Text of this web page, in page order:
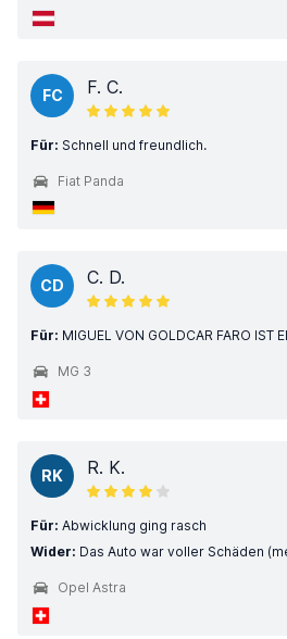
FC F. C.
Für: Schnell und freundlich.
Fiat Panda
CD C. D.
Für: MIGUEL VON GOLDCAR FARO IST
MG 3
RK R. K.
Für: Abwicklung ging rasch
Wider: Das Auto war voller Schäden
Opel Astra